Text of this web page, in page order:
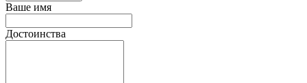
Ваше имя
Достоинства